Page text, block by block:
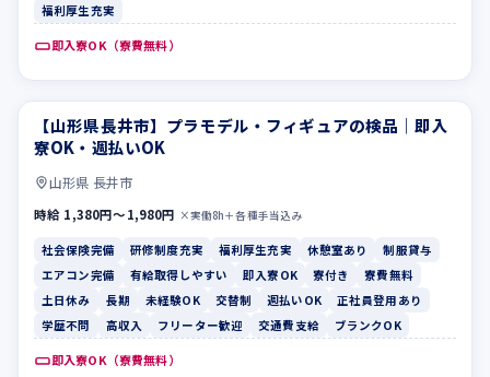
福利厚生充実
即入寮OK（寮費無料）
社会保険完備 研修制度充実
【山形県長井市】プラモデル・フィギュアの検品｜即入
寮OK・週払いOK
山形県 長井市
時給 1,380円〜1,980円 ×実働8h＋各種手当込み
社会保険完備 研修制度充実 福利厚生充実 休憩室あり
制服貸与
エアコン完備
有給取得しやすい 即入寮OK 寮付き
寮費無料
土日休み
長期 未経験OK 交替制 週払いOK
正社員登用あり
学歴不問
高収入 フリーター歓迎 交通費支給 ブランクOK
即入寮OK（寮費無料）